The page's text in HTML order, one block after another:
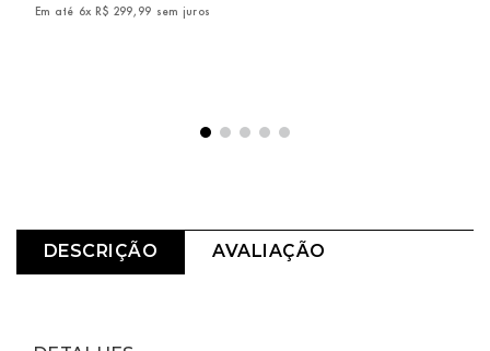
Em até 6x R$ 299, 99 sem juros